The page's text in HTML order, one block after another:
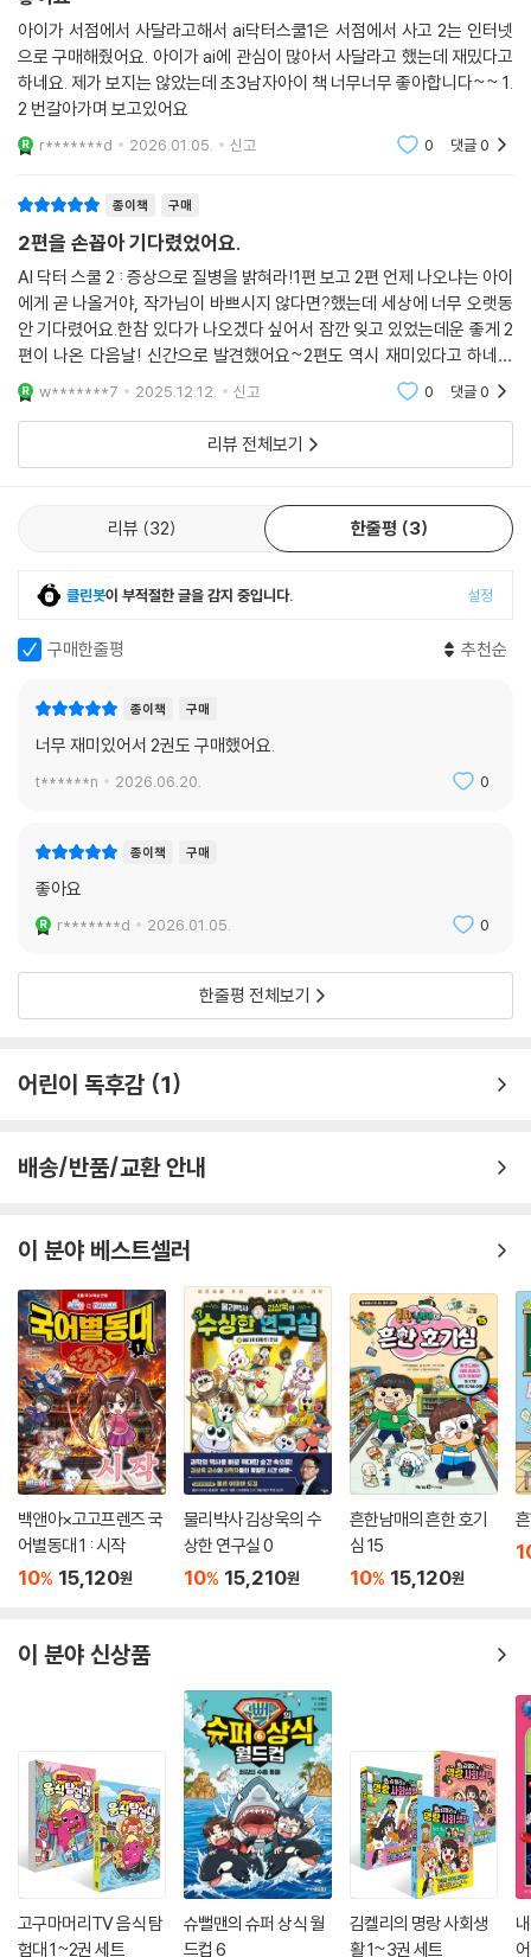
한 소명감을 가지고 비인기인 소아 청소년과 의사가 되었다. 현재는 수호
소아과를 개원해서 2년째 운영 중이며, 뛰어난 의술과 환자를 대하는 진심
어린 마음 덕분에 맘 카페에서 소문이 나 종합 병원 못지않게 바쁘다.
문다솜
수호와 같은 반 여학생. 이 세상에 궁금한 게 너무 많은 호기심 대장이다.
룡이와 어린이 닥터 수호대를 결성하고 아픈 친구들을 찾아다닌다.
수호와 같은 반 남학생. 머리보다 몸이 먼저 반응하는 편이다. 성격은 물론
이고 학교 성적이나 체격 등 모든 면이 수호와 정반대되는 친구다. 처음에
는 수호를 싫어했으나, 수호가 동생의 상처를 치료해 준 뒤 수호와 가까워
아이가 서점에서 사달라고해서 ai닥터스쿨1은 서점에서 사고 2는 인터넷
으로 구매해줬어요. 아이가 ai에 관심이 많아서 사달라고 했는데 재밌다고
하네요. 제가 보지는 않았는데 초3남자아이 책 너무너무 좋아합니다~~ 1.
2 번갈아가며 보고있어요
r*******d 2026.01.05. 신고 0 댓글0
종이책 구매
2편을 손꼽아 기다렸었어요.
AI 닥터 스쿨 2 : 증상으로 질병을 밝혀라!1편 보고 2편 언제 나오냐는 아이
에게 곧 나올거야, 작가님이 바쁘시지 않다면?했는데 세상에 너무 오랫동
안 기다렸어요.한참 있다가 나오겠다 싶어서 잠깐 잊고 있었는데운 좋게 2
편이 나온 다음날! 신간으로 발견했어요~2편도 역시 재미있다고 하네요
만족만족 대만족!
w*******7 2025.12.12. 신고 0 댓글0
리뷰 전체보기
리뷰 32 한줄평 3
클린봇이 부적절한 글을 감지 중입니다. 설정
구매한줄평 추천순
종이책 구매
너무 재미있어서 2권도 구매했어요.
t******n 2026.06.20. 0
종이책 구매
좋아요
r*******d 2026.01.05. 0
한줄평 전체보기
어린이 독후감 1
배송/반품/교환 안내
이 분야 베스트셀러
백앤아×고고프렌즈 국
어별동대 1 : 시작
10% 15,120원
물리박사 김상욱의 수
상한 연구실 0
10% 15,210원
흔한남매의 흔한 호기
심 15
10% 15,120원
이 분야 신상품
고구마머리TV 음식 탐
험대 1~2권 세트
슈뻘맨의 슈퍼 상식 월
드컵 6
김켈리의 명랑 사회생
활 1~3권 세트